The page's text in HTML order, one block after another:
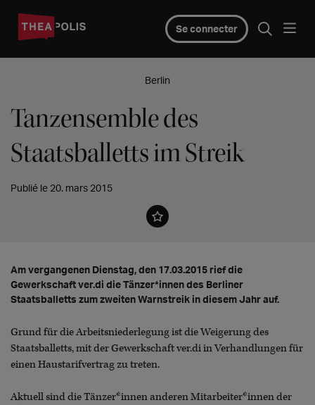
Se connecter
Berlin
Tanzensemble des
Staatsballetts im Streik
Publié le 20. mars 2015
Am vergangenen Dienstag, den 17.03.2015 rief die
Gewerkschaft ver.di die Tänzer*innen des Berliner
Staatsballetts zum zweiten Warnstreik in diesem Jahr auf.
Grund für die Arbeitsniederlegung ist die Weigerung des
Staatsballetts, mit der Gewerkschaft ver.di in Verhandlungen für
einen Haustarifvertrag zu treten.
Aktuell sind die Tänzer*innen anderen Mitarbeiter*innen der